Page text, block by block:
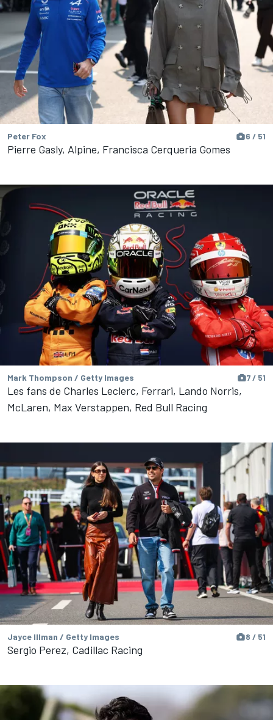
Peter Fox 6 / 51
Pierre Gasly, Alpine, Francisca Cerqueria Gomes
Mark Thompson / Getty Images 7 / 51
Les fans de Charles Leclerc, Ferrari, Lando Norris,
McLaren, Max Verstappen, Red Bull Racing
Jayce Illman / Getty Images 8 / 51
Sergio Perez, Cadillac Racing